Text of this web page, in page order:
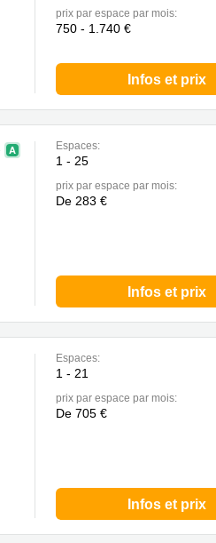
prix par espace par mois:
750 - 1.740 €
Infos et prix
Espaces:
1 - 25
prix par espace par mois:
De 283 €
Infos et prix
Espaces:
1 - 21
prix par espace par mois:
De 705 €
Infos et prix